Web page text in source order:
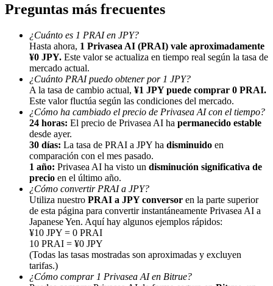
Referencia
Invita a un amigo para recibir recompensas en efectivo
BTC Welcome Rewards
BTC Welcome Rewards
Preguntas más frecuentes
¿Cuánto es 1 PRAI en JPY?
Hasta ahora, 1 Privasea AI (PRAI) vale aproximadamente
¥0 JPY. Este valor se actualiza en tiempo real según la tasa de
mercado actual.
¿Cuánto PRAI puedo obtener por 1 JPY?
A la tasa de cambio actual, ¥1 JPY puede comprar 0 PRAI.
Este valor fluctúa según las condiciones del mercado.
¿Cómo ha cambiado el precio de Privasea AI con el tiempo?
24 horas: El precio de Privasea AI ha permanecido estable
desde ayer.
30 días: La tasa de PRAI a JPY ha disminuido en
comparación con el mes pasado.
1 año: Privasea AI ha visto un disminución significativa de
precio en el último año.
¿Cómo convertir PRAI a JPY?
Utiliza nuestro PRAI a JPY conversor en la parte superior
de esta página para convertir instantáneamente Privasea AI a
Japanese Yen. Aquí hay algunos ejemplos rápidos:
¥10 JPY = 0 PRAI
10 PRAI = ¥0 JPY
(Todas las tasas mostradas son aproximadas y excluyen
tarifas.)
¿Cómo comprar 1 Privasea AI en Bitrue?